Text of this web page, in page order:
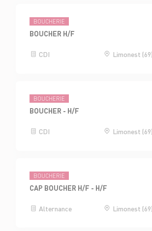
BOUCHERIE
BOUCHER H/F
CDI Limonest (69)
BOUCHERIE
BOUCHER - H/F
CDI Limonest (69)
BOUCHERIE
CAP BOUCHER H/F - H/F
Alternance Limonest (69)